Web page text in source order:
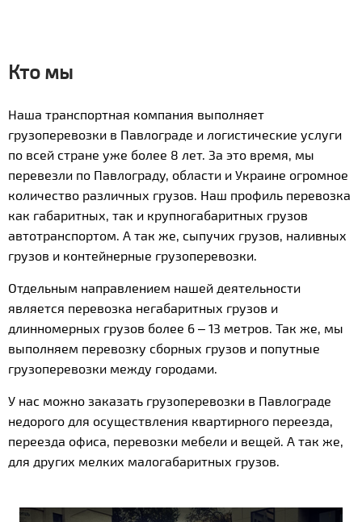
Кто мы
Наша транспортная компания выполняет
грузоперевозки в Павлограде и логистические услуги
по всей стране уже более 8 лет. За это время, мы
перевезли по Павлограду, области и Украине огромное
количество различных грузов. Наш профиль перевозка
как габаритных, так и крупногабаритных грузов
автотранспортом. А так же, сыпучих грузов, наливных
грузов и контейнерные грузоперевозки.
Отдельным направлением нашей деятельности
является перевозка негабаритных грузов и
длинномерных грузов более 6 – 13 метров. Так же, мы
выполняем перевозку сборных грузов и попутные
грузоперевозки между городами.
У нас можно заказать грузоперевозки в Павлограде
недорого для осуществления квартирного переезда,
переезда офиса, перевозки мебели и вещей. А так же,
для других мелких малогабаритных грузов.